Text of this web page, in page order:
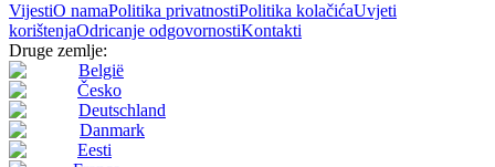
VijestiO namaPolitika privatnostiPolitika kolačićaUvjeti
korištenjaOdricanje odgovornostiKontakti
Druge zemlje:
België
Česko
Deutschland
Danmark
Eesti